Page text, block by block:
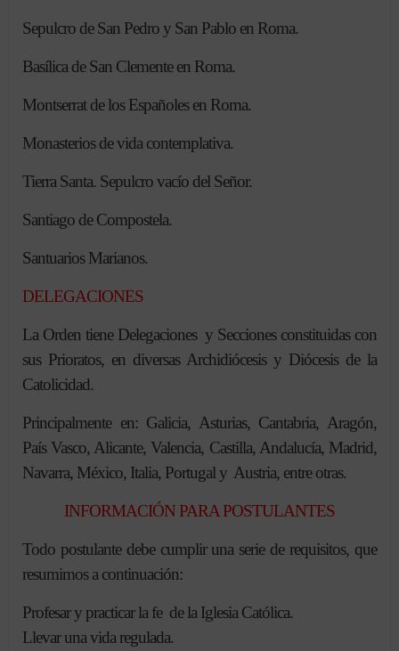
Sepulcro de San Pedro y San Pablo en Roma.
Basílica de San Clemente en Roma.
Montserrat de los Españoles en Roma.
Monasterios de vida contemplativa.
Tierra Santa. Sepulcro vacío del Señor.
Santiago de Compostela.
Santuarios Marianos.
DELEGACIONES
La Orden tiene Delegaciones y Secciones constituidas con
sus Prioratos, en diversas Archidiócesis y Diócesis de la
Catolicidad.
Principalmente en: Galicia, Asturias, Cantabria, Aragón,
País Vasco, Alicante, Valencia, Castilla, Andalucía, Madrid,
Navarra, México, Italia, Portugal y Austria, entre otras.
INFORMACIÓN PARA POSTULANTES
Todo postulante debe cumplir una serie de requisitos, que
resumimos a continuación:
Profesar y practicar la fe de la Iglesia Católica.
Llevar una vida regulada.